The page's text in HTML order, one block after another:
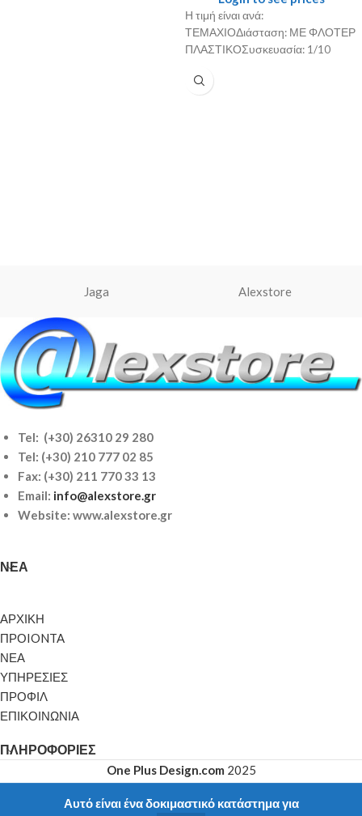
Αυτό είναι ένα δοκιμαστικό κατάστημα για
Η τιμή είναι ανά:
ΤΕΜΑΧΙΟΔιάσταση: ΜΕ ΦΛΟΤΕΡ
ΠΛΑΣΤΙΚΟΣυσκευασία: 1/10
Jaga Alexstore
Tel: (+30) 26310 29 280
Tel: (+30) 210 777 02 85
Fax: (+30) 211 770 33 13
Email: info@alexstore.gr
Website: www.alexstore.gr
ΝΈΑ
ΑΡΧΙΚΗ
ΠΡΟIONTA
ΝΕΑ
ΥΠΗΡΕΣΙΕΣ
ΠΡΟΦΙΛ
ΕΠΙΚΟΙΝΩΝΙΑ
ΠΛΗΡΟΦΟΡΊΕΣ
One Plus Design.com 2025